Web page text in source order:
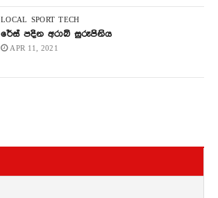
LOCAL SPORT TECH
රේස් පදින අරාබි සුරූපිනිය
APR 11, 2021